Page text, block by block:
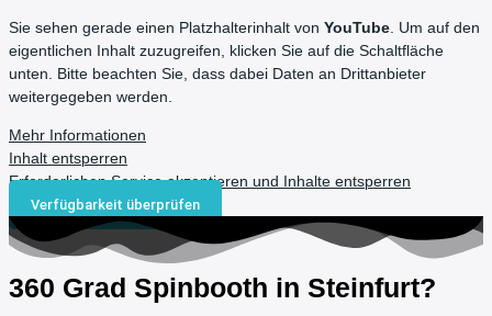
Sie sehen gerade einen Platzhalterinhalt von YouTube. Um auf den
eigentlichen Inhalt zuzugreifen, klicken Sie auf die Schaltfläche
unten. Bitte beachten Sie, dass dabei Daten an Drittanbieter
weitergegeben werden.
Mehr Informationen
Inhalt entsperren
Erforderlichen Service akzeptieren und Inhalte entsperren
Verfügbarkeit überprüfen
360 Grad Spinbooth in Steinfurt?